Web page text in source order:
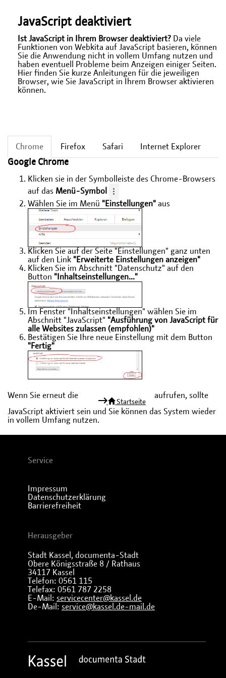
JavaScript deaktiviert
Ist JavaScript in Ihrem Browser deaktiviert? Da viele
Funktionen von Webkita auf JavaScript basieren, können
Sie die Anwendung nicht in vollem Umfang nutzen und
haben eventuell Probleme beim Anzeigen einiger Seiten.
Hier finden Sie kurze Anleitungen für die jeweiligen
Browser, wie Sie JavaScript in Ihrem Browser aktivieren
können.
Chrome Firefox Safari Internet Explorer
Google Chrome
Klicken sie in der Symbolleiste des Chrome-Browsers
auf das Menü-Symbol
Wählen Sie im Menü "Einstellungen" aus
Klicken Sie auf der Seite "Einstellungen" ganz unten
auf den Link "Erweiterte Einstellungen anzeigen"
Klicken Sie im Abschnitt "Datenschutz" auf den
Button "Inhaltseinstellungen..."
Im Fenster "Inhaltseinstellungen" wählen Sie im
Abschnitt "JavaScript" "Ausführung von JavaScript für
alle Websites zulassen (empfohlen)"
Bestätigen Sie Ihre neue Einstellung mit dem Button
"Fertig"
Wenn Sie erneut die
Startseite
aufrufen, sollte
JavaScript aktiviert sein und Sie können das System wieder
in vollem Umfang nutzen.
Service
Impressum
Datenschutzerklärung
Barrierefreiheit
Herausgeber
Stadt Kassel, documenta-Stadt
Obere Königsstraße 8 / Rathaus
34117 Kassel
Telefon: 0561 115
Telefax: 0561 787 2258
E-Mail: servicecenter@kassel.de
De-Mail: service@kassel.de-mail.de